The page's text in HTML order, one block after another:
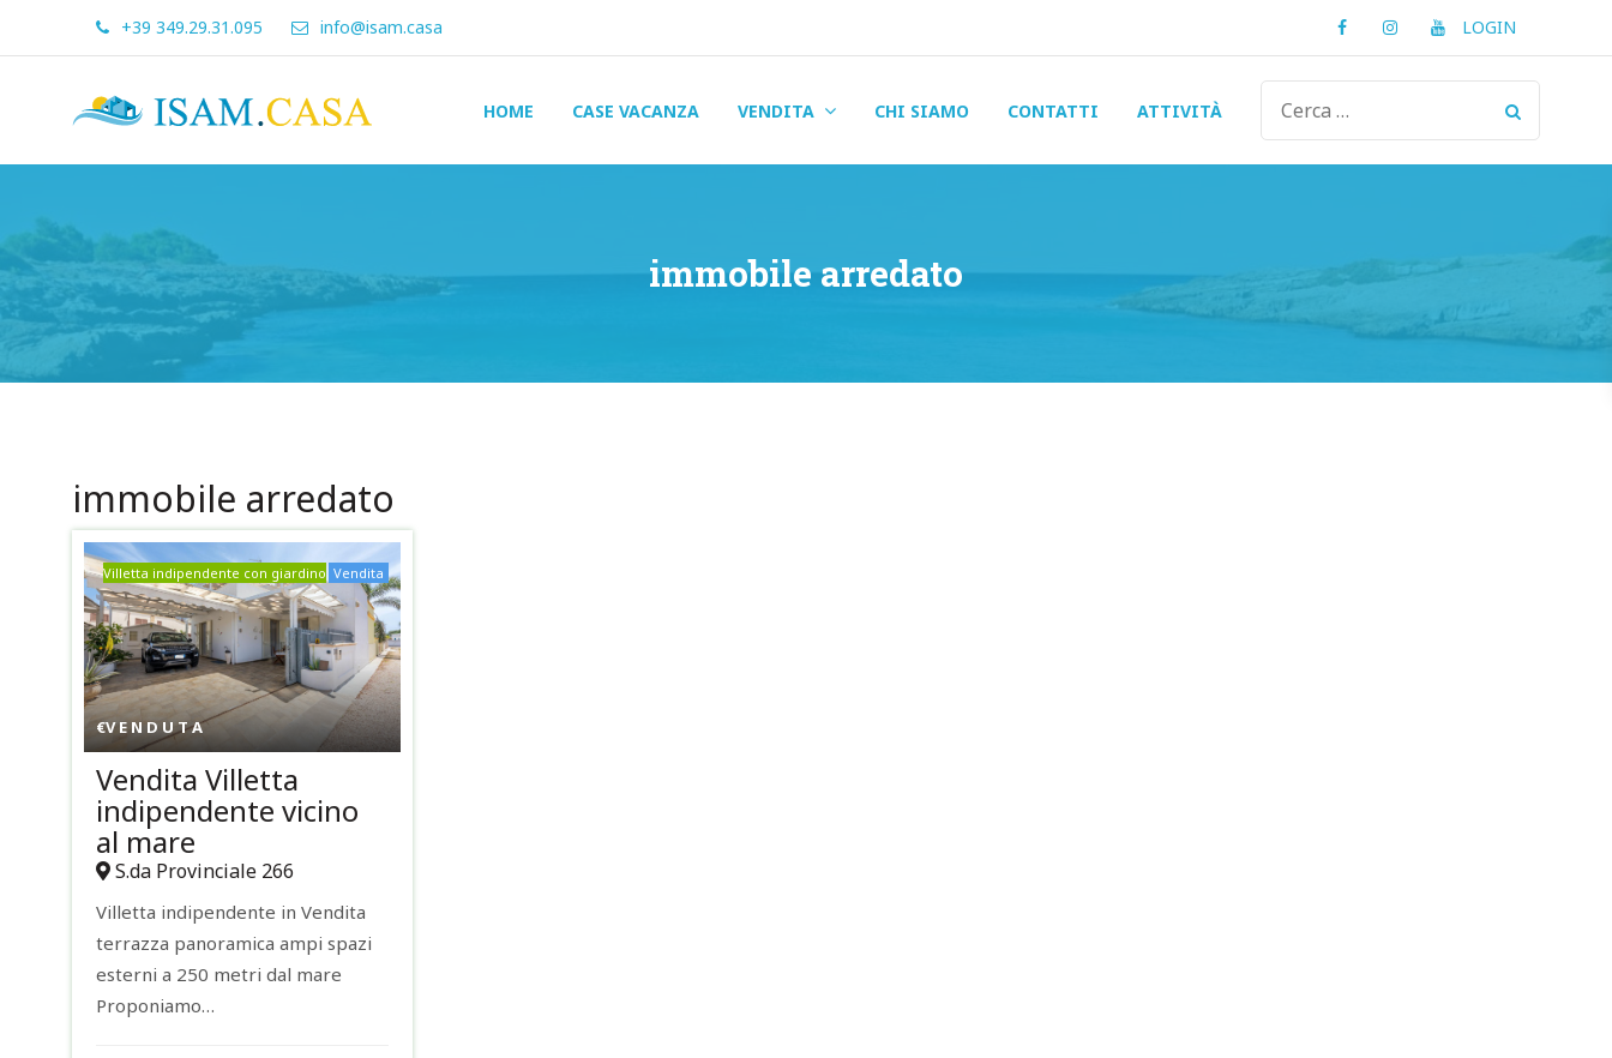
+39 349.29.31.095 info@isam.casa FacebookInstagramYoutube
LOGIN
ISAM.CASA
Dove
HOME CASE VACANZA VENDITA CHI SIAMO CONTATTI ATTIVITÀ
immobile arredato
immobile arredato
€V E N D U T A
Vendita
Villetta indipendente con giardino
Vendita Villetta
indipendente vicino
al mare
S.da Provinciale 266
Villetta indipendente in Vendita
terrazza panoramica ampi spazi
esterni a 250 metri dal mare
Proponiamo…